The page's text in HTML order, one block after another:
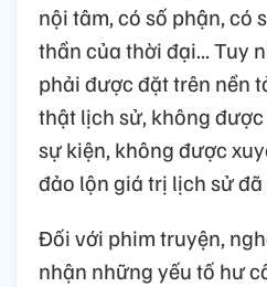
nội tâm, có số phận, có
thần của thời đại... Tuy
phải được đặt trên nền
thật lịch sử, không
sự kiện, không được
đảo lộn giá trị lịch sử
Đối với phim truyện,
nhận những yếu tố hư